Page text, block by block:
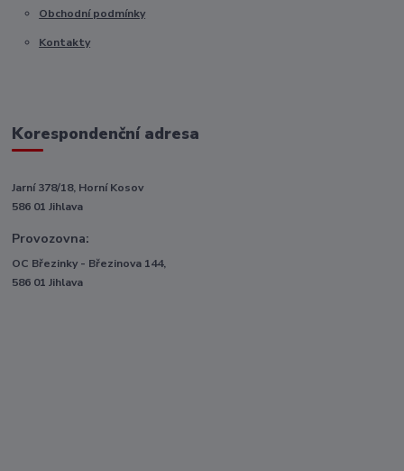
Obchodní podmínky
Kontakty
Korespondenční adresa
Jarní 378/18, Horní Kosov
586 01 Jihlava
Provozovna:
OC Březinky - Březinova 144,
586 01 Jihlava